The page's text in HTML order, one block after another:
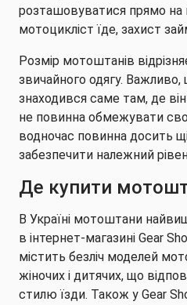
розташовуватися прямо на
мотоцикліст їде, захист
Розмір мотоштанів
звичайного одягу.
знаходився саме там, де
не повинна обмежувати
водночас повинна досить
забезпечити належний
Де купити
В Україні мотоштани
в інтернет-магазині Gear
містить безліч моделей
жіночих і дитячих, що
стилю їзди. Також у Gear